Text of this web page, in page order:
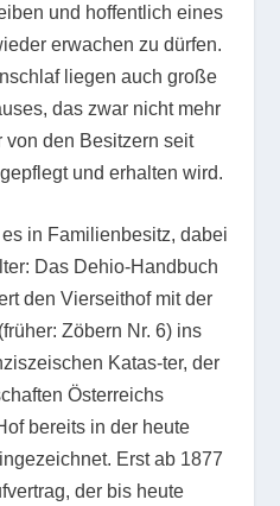
und hoffentlich eines
erwachen zu dürfen.
liegen auch große
das zwar nicht mehr
von den Besitzern seit
und erhalten wird.
in Familienbesitz, dabei
Das Dehio-Handbuch
den Vierseithof mit der
Zöbern Nr. 6) ins
Katas-ter, der
Österreichs
bereits in der heute
Erst ab 1877
der bis heute